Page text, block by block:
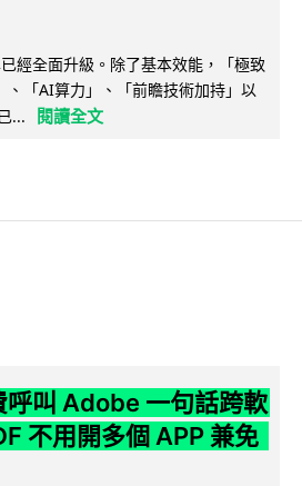
經全面升級。除了基本效能，「極致
、「AI算力」、「前瞻技術加持」以
...
閱讀全文
叫 Adobe 一句話跨軟
不用開多個 APP 兼免